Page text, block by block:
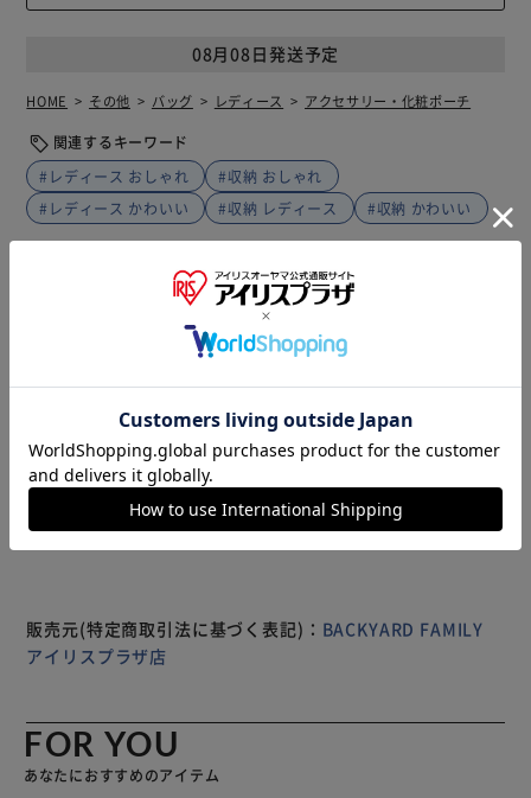
08月08日発送予定
HOME その他 バッグ レディース アクセサリー・化粧ポーチ
関連するキーワード
#レディース おしゃれ
#収納 おしゃれ
#レディース かわいい
#収納 レディース #収納 かわいい
仕様・サイズ
可愛らしいチェック柄が特徴のポーチ。 コンパクトながら
量で持ち運びにも便利なデザインが魅力的。 【商品配送に
ついて】 配送番号なしの配送になります。
※製品は予告なく仕様を変更する場合がございます。あらか
じめご了承ください。
販売元(特定商取引法に基づく表記)： BACKYARD FAMILY
アイリスプラザ店
FOR YOU
あなたにおすすめのアイテム